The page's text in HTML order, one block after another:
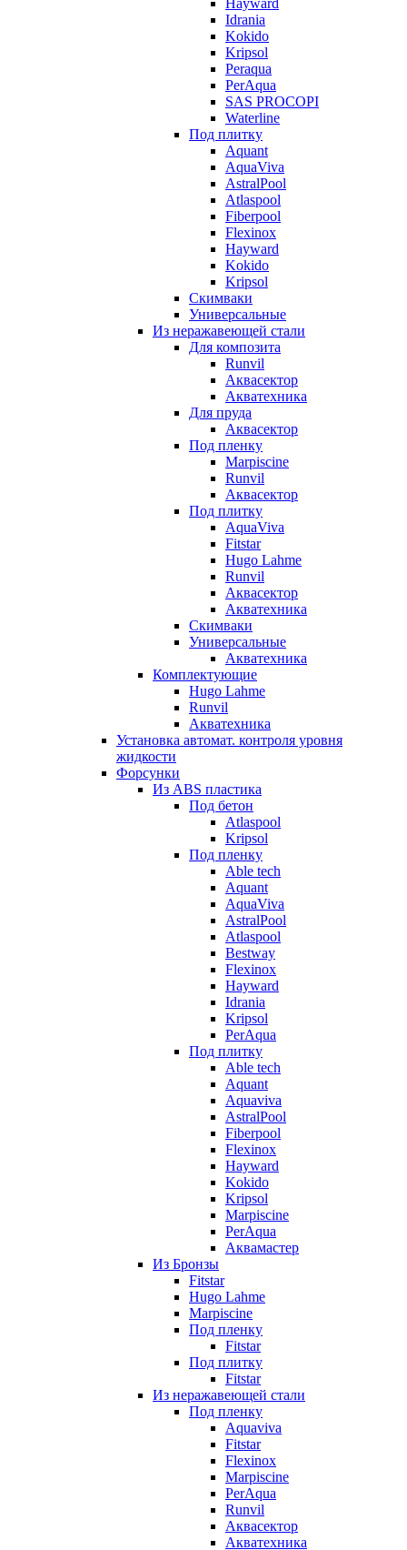
Idrania
Kokido
Kripsol
Peraqua
PerAqua
SAS PROCOPI
Waterline
Под плитку
Aquant
AquaViva
AstralPool
Atlaspool
Fiberpool
Flexinox
Hayward
Kokido
Kripsol
Скимваки
Универсальные
Из неражавеющей стали
Для композита
Runvil
Аквасектор
Акватехника
Для пруда
Аквасектор
Под пленку
Marpiscine
Runvil
Аквасектор
Под плитку
AquaViva
Fitstar
Hugo Lahme
Runvil
Аквасектор
Акватехника
Скимваки
Универсальные
Акватехника
Комплектующие
Hugo Lahme
Runvil
Акватехника
Установка автомат. контроля уровня
жидкости
Форсунки
Из ABS пластика
Под бетон
Atlaspool
Kripsol
Под пленку
Able tech
Aquant
AquaViva
AstralPool
Atlaspool
Bestway
Flexinox
Hayward
Idrania
Kripsol
PerAqua
Под плитку
Able tech
Aquant
Aquaviva
AstralPool
Fiberpool
Flexinox
Hayward
Kokido
Kripsol
Marpiscine
PerAqua
Аквамастер
Из Бронзы
Fitstar
Hugo Lahme
Marpiscine
Под пленку
Fitstar
Под плитку
Fitstar
Из неражавеющей стали
Под пленку
Aquaviva
Fitstar
Flexinox
Marpiscine
PerAqua
Runvil
Аквасектор
Акватехника